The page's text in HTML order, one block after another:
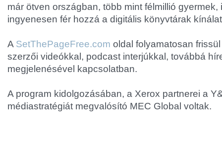
már ötven országban, több mint félmillió gyermek,
ingyenesen fér hozzá a digitális könyvtárak
A SetThePageFree.com oldal folyamatosan
szerzői videókkal, podcast interjúkkal, továbbá
megjelenésével kapcsolatban.
A program kidolgozásában, a Xerox partnerei a
médiastratégiát megvalósító MEC Global voltak.